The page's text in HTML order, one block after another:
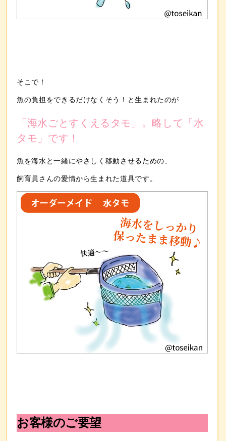
そこで！
魚の負担をできるだけなくそう！ と生まれたのが
「海水ごとすくえるタモ」。略して「水
タモ」です！
魚を海水と一緒にやさしく移動させるための、
飼育員さんの愛情から生まれた道具です。
お客様のご要望